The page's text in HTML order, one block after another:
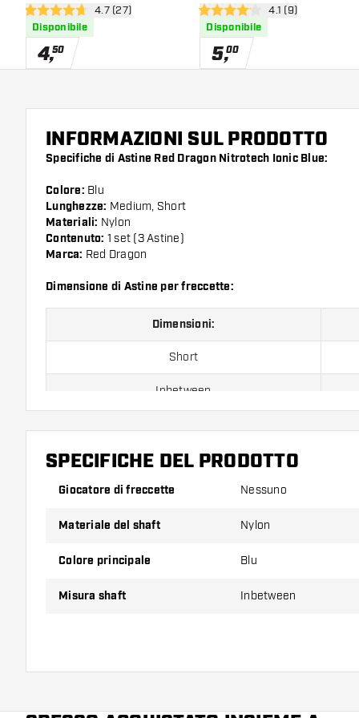
apri pannello recensioni
4.7 stelle di valutazione
4.7 (27)
Disponibile
4,50
apri pannello
4.1 stelle di valutazione
4.1 (9)
Disponibile
5,00
INFORMAZIONI SUL PRODOTTO
Specifiche di Astine Red Dragon Nitrotech Ionic Blue:
Colore: Blu
Lunghezze: Medium, Short
Materiali: Nylon
Contenuto: 1 set (3 Astine)
Marca: Red Dragon
Dimensione di Astine per freccette:
Dimensioni:
Short
Inbetween
Assicuratevi di avere a portata di mano un gran
SPECIFICHE DEL PRODOTTO
Giocatore di freccette Nessuno
Materiale del shaft Nylon
Colore principale Blu
Misura shaft Inbetween